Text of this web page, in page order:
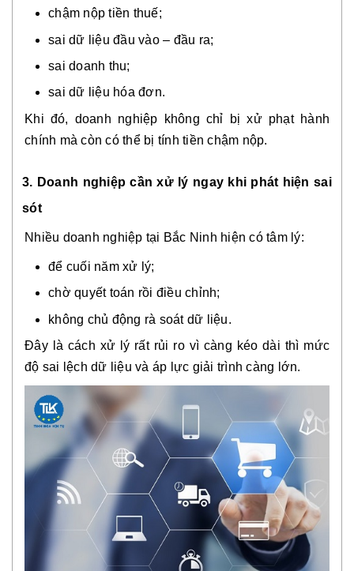
chậm nộp tiền thuế;
sai dữ liệu đầu vào – đầu ra;
sai doanh thu;
sai dữ liệu hóa đơn.
Khi đó, doanh nghiệp không chỉ bị xử phạt hành
chính mà còn có thể bị tính tiền chậm nộp.
3. Doanh nghiệp cần xử lý ngay khi phát hiện sai
sót
Nhiều doanh nghiệp tại Bắc Ninh hiện có tâm lý:
để cuối năm xử lý;
chờ quyết toán rồi điều chỉnh;
không chủ động rà soát dữ liệu.
Đây là cách xử lý rất rủi ro vì càng kéo dài thì mức
độ sai lệch dữ liệu và áp lực giải trình càng lớn.